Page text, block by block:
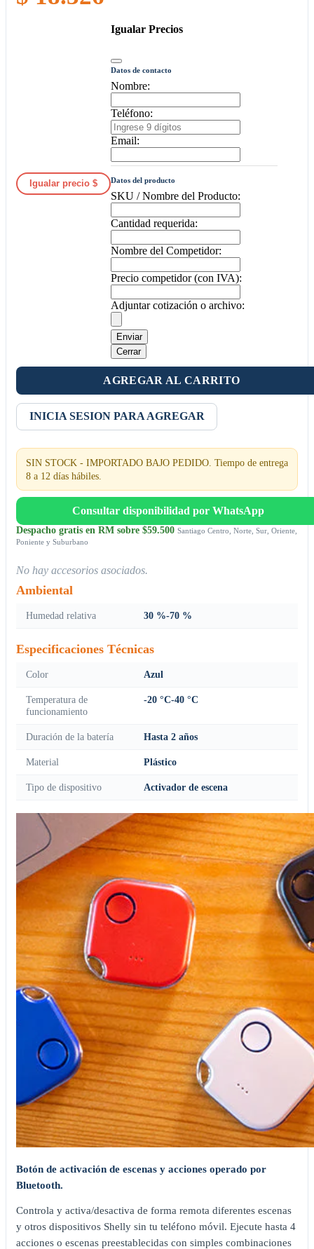
Igualar precio $
Igualar Precios
Datos de contacto
Nombre:
Teléfono:
Email:
Datos del producto
SKU / Nombre del Producto:
Cantidad requerida:
Nombre del Competidor:
Precio competidor (con IVA):
Adjuntar cotización o archivo:
Enviar
Cerrar
AGREGAR AL CARRITO
INICIA SESION PARA AGREGAR
SIN STOCK - IMPORTADO BAJO PEDIDO. Tiempo de entrega
8 a 12 días hábiles.
Consultar disponibilidad por WhatsApp
Despacho gratis en RM sobre $59.500 Santiago Centro, Norte, Sur, Oriente,
Poniente y Suburbano
No hay accesorios asociados.
Ambiental
Humedad relativa 30 %-70 %
Especificaciones Técnicas
Color Azul
Temperatura de
funcionamiento
-20 °C-40 °C
Duración de la batería Hasta 2 años
Material Plástico
Tipo de dispositivo Activador de escena
Botón de activación de escenas y acciones operado por
Bluetooth.
Controla y activa/desactiva de forma remota diferentes escenas
y otros dispositivos Shelly sin tu teléfono móvil. Ejecute hasta 4
acciones o escenas preestablecidas con simples combinaciones